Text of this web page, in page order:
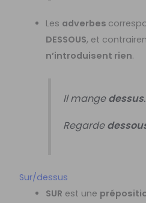
Les adverbes
DESSOUS, et
n’introduisent rien.
Il mangedessus.
Regarde
Sur/dessus
SUR est une